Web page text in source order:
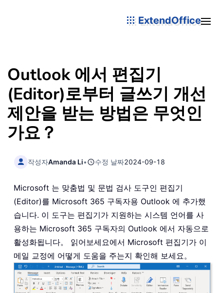
ExtendOffice
Outlook 에서 편집기
(Editor)로부터 글쓰기 개선
제안을 받는 방법은 무엇인
가요？
작성자Amanda Li• 수정 날짜2024-09-18
Microsoft 는 맞춤법 및 문법 검사 도구인 편집기
(Editor)를 Microsoft 365 구독자용 Outlook 에 추가했
습니다. 이 도구는 편집기가 지원하는 시스템 언어를 사
용하는 Microsoft 365 구독자의 Outlook 에서 자동으로
활성화됩니다。 읽어보세요에서 Microsoft 편집기가 이
메일 교정에 어떻게 도움을 주는지 확인해 보세요。